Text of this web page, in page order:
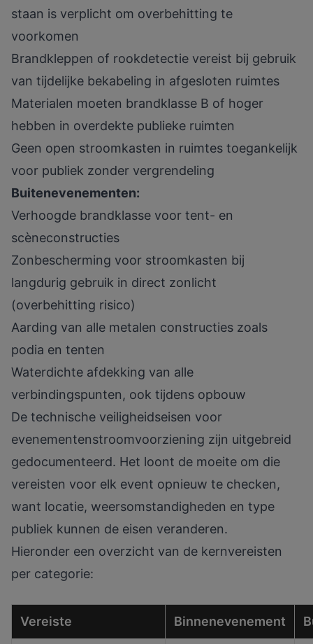
staan is verplicht om overbehitting te
voorkomen
Brandkleppen of rookdetectie vereist bij gebruik
van tijdelijke bekabeling in afgesloten ruimtes
Materialen moeten brandklasse B of hoger
hebben in overdekte publieke ruimten
Geen open stroomkasten in ruimtes toegankelijk
voor publiek zonder vergrendeling
Buitenevenementen:
Verhoogde brandklasse voor tent- en
scèneconstructies
Zonbescherming voor stroomkasten bij
langdurig gebruik in direct zonlicht
(overbehitting risico)
Aarding van alle metalen constructies zoals
podia en tenten
Waterdichte afdekking van alle
verbindingspunten, ook tijdens opbouw
De technische veiligheidseisen voor
evenementenstroomvoorziening zijn uitgebreid
gedocumenteerd. Het loont de moeite om die
vereisten voor elk event opnieuw te checken,
want locatie, weersomstandigheden en type
publiek kunnen de eisen veranderen.
Hieronder een overzicht van de kernvereisten
per categorie:
Vereiste Binnenevenement